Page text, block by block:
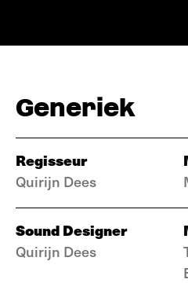
Generiek
Regisseur
Quirijn Dees
Sound Designer
Quirijn Dees